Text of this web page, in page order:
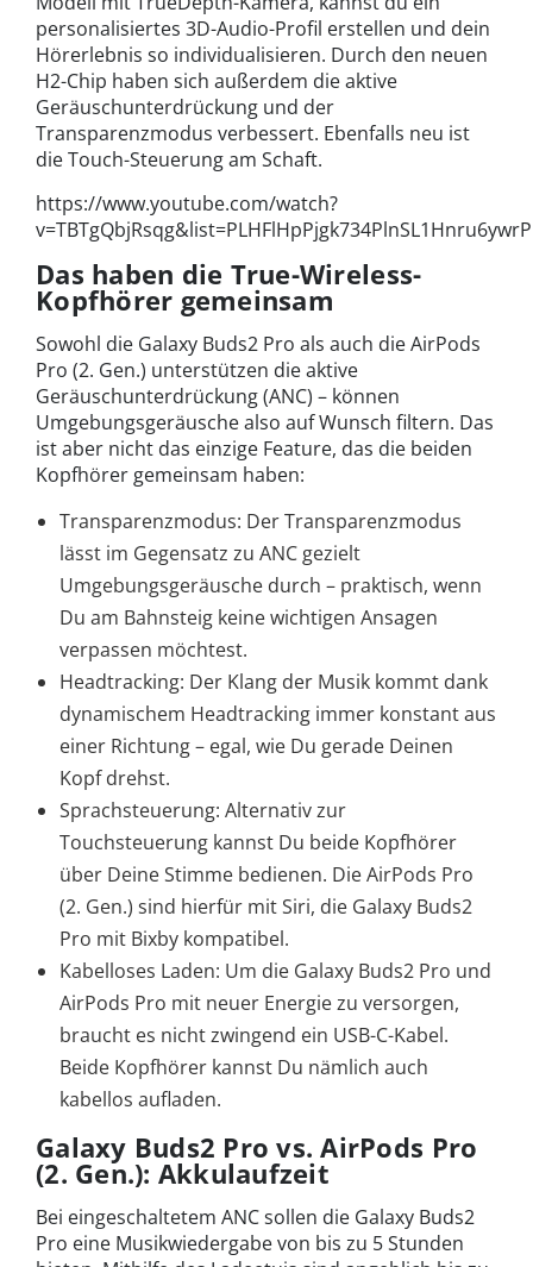
personalisiertes 3D-Audio-Profil erstellen und dein
Hörerlebnis so individualisieren. Durch den neuen
H2-Chip haben sich außerdem die aktive
Geräuschunterdrückung und der
Transparenzmodus verbessert. Ebenfalls neu ist
die Touch-Steuerung am Schaft.
https://www.youtube.com/watch?
Das haben die True-Wireless-
Kopfhörer gemeinsam
Sowohl die Galaxy Buds2 Pro als auch die AirPods
Pro (2. Gen.) unterstützen die aktive
Geräuschunterdrückung (ANC) – können
Umgebungsgeräusche also auf Wunsch filtern. Das
ist aber nicht das einzige Feature, das die beiden
Kopfhörer gemeinsam haben:
Transparenzmodus: Der Transparenzmodus
lässt im Gegensatz zu ANC gezielt
Umgebungsgeräusche durch – praktisch, wenn
Du am Bahnsteig keine wichtigen Ansagen
verpassen möchtest.
Headtracking: Der Klang der Musik kommt dank
dynamischem Headtracking immer konstant aus
einer Richtung – egal, wie Du gerade Deinen
Kopf drehst.
Sprachsteuerung: Alternativ zur
Touchsteuerung kannst Du beide Kopfhörer
über Deine Stimme bedienen. Die AirPods Pro
(2. Gen.) sind hierfür mit Siri, die Galaxy Buds2
Pro mit Bixby kompatibel.
Kabelloses Laden: Um die Galaxy Buds2 Pro und
AirPods Pro mit neuer Energie zu versorgen,
braucht es nicht zwingend ein USB-C-Kabel.
Beide Kopfhörer kannst Du nämlich auch
kabellos aufladen.
Galaxy Buds2 Pro vs. AirPods Pro
(2. Gen.): Akkulaufzeit
Bei eingeschaltetem ANC sollen die Galaxy Buds2
Pro eine Musikwiedergabe von bis zu 5 Stunden